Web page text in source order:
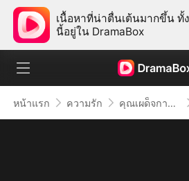
เนื้อหาที่น่าตื่นเต้นมากขึ้น ทั้
นี้อยู่ใน DramaBox
หน้าแรก ความรัก คุณเผด็จการจอมซาดิสม์